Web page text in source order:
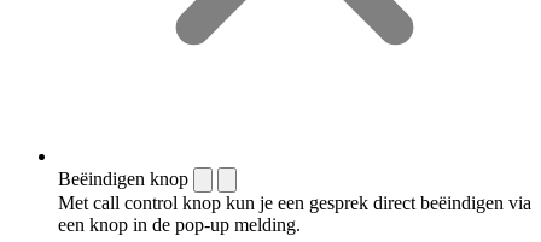
Beëindigen knop
Met call control knop kun je een gesprek direct beëindigen via
een knop in de pop-up melding.